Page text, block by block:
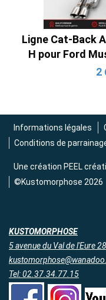
Ligne Cat-Back
H pour Ford
2
Informations légales
Conditions de
Une création PEEL
©Kustomorphose 2026
KUSTOMORPHOSE
5 avenue du Val de l'Eure
Tel: 02.37.34.77.15